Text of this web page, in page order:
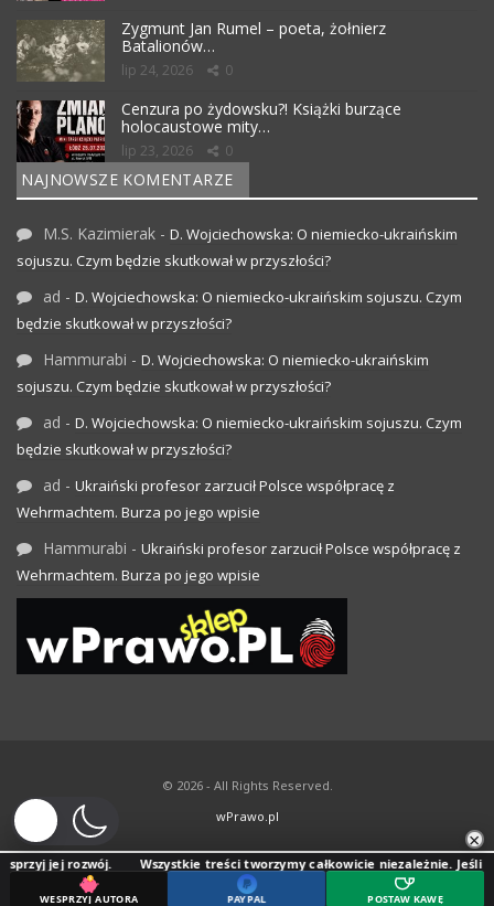
Zygmunt Jan Rumel – poeta, żołnierz
Batalionów…
lip 24, 2026 0
Cenzura po żydowsku?! Książki burzące
holocaustowe mity…
lip 23, 2026 0
NAJNOWSZE KOMENTARZE
M.S. Kazimierak - D. Wojciechowska: O niemiecko-ukraińskim
sojuszu. Czym będzie skutkował w przyszłości?
ad - D. Wojciechowska: O niemiecko-ukraińskim sojuszu. Czym
będzie skutkował w przyszłości?
Hammurabi - D. Wojciechowska: O niemiecko-ukraińskim
sojuszu. Czym będzie skutkował w przyszłości?
ad - D. Wojciechowska: O niemiecko-ukraińskim sojuszu. Czym
będzie skutkował w przyszłości?
ad - Ukraiński profesor zarzucił Polsce współpracę z
Wehrmachtem. Burza po jego wpisie
Hammurabi - Ukraiński profesor zarzucił Polsce współpracę z
Wehrmachtem. Burza po jego wpisie
© 2026 - All Rights Reserved.
wPrawo.pl
×
Wszystkie treści tworzymy całkowicie niezależnie. Jeśli doceniasz
WESPRZYJ AUTORA PAYPAL POSTAW KAWĘ